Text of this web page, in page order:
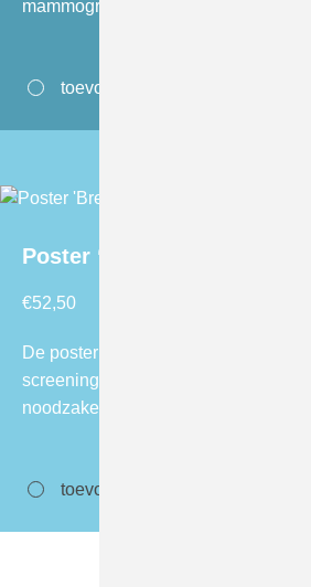
mammografiekamer. Een…
toevoegen aan winkelwagen
Poster ‘Breast Cancer
€52,50
De poster maakt inzichtelijk hoe de
screening is georganiseerd en welke
noodzakelijk zijn om het
toevoegen aan winkelwagen